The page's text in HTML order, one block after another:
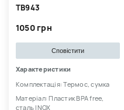
TB943
1050 грн
Сповістити
Характеристики
Комплектація: Термос, сумка
Матеріал: Пластик BPA free,
сталь INOX